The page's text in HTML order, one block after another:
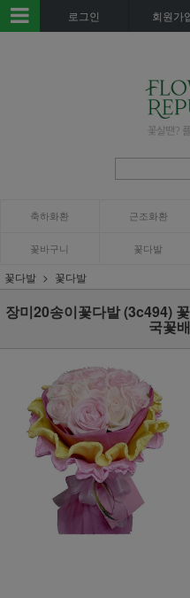
로그인 회원가
축하화환 근조화환
꽃바구니 꽃다발
꽃다발 꽃다발
장미20송이꽃다발 (3c494)
국꽃